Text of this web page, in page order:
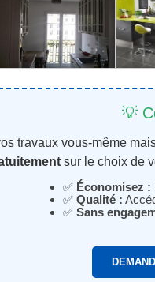
💡
travaux vous-même
sur le choix de
✅ Économisez :
✅ Qualité :
✅ Sans